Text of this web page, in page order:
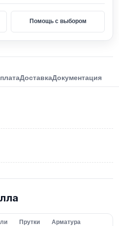
Помощь с выбором
ДоставкаДокументация
Прутки Арматура